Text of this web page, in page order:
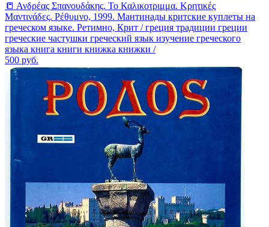
📒 Ανδρέας Σπανουδάκης. Το Καλικοτριμμα. Κρητικές
Μαντινάδες. Ρέθυμνο, 1999. Мантинады критские куплеты на
греческом языке. Ретимно, Крит / греция традиции греции
греческие частушки греческий язык изучение греческого
языка книга книги книжка книжки /
500 руб.